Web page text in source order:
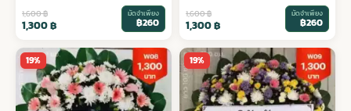
1,600฿
1,300฿
มัดจำเพียง
฿260
1,600฿
1,300฿
มัดจำเพียง
฿260
19% 19%